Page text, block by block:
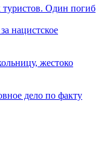
туристов. Один погиб
нацистское
жестоко
дело по факту